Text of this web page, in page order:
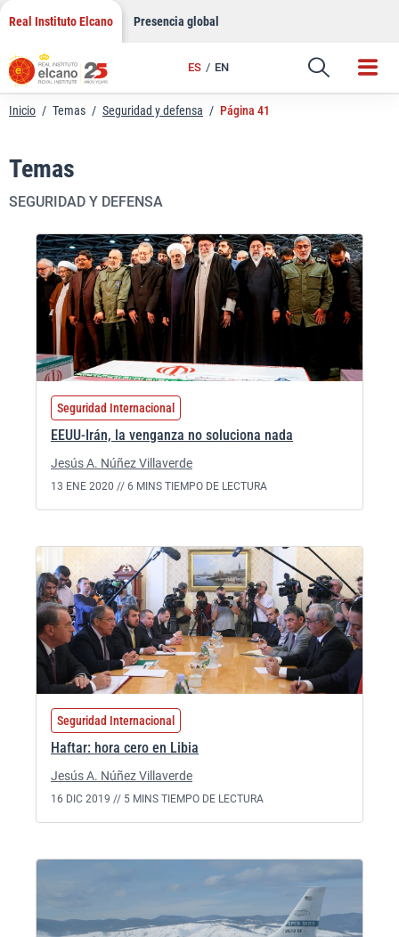
Saltar
contenido
Real Instituto Elcano Presencia global
ES EN
Inicio / Temas / Seguridad y defensa / Página 41
Temas
SEGURIDAD Y DEFENSA
Seguridad Internacional
EEUU-Irán, la venganza no soluciona nada
Jesús A. Núñez Villaverde
13 ENE 2020 // 6 MINS TIEMPO DE LECTURA
Seguridad Internacional
Haftar: hora cero en Libia
Jesús A. Núñez Villaverde
16 DIC 2019 // 5 MINS TIEMPO DE LECTURA